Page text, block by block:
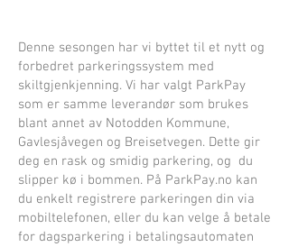
Denne sesongen har vi byttet til et nytt og
forbedret parkeringssystem med
skiltgjenkjenning. Vi har valgt ParkPay
som er samme leverandør som brukes
blant annet av Notodden Kommune,
Gavlesjåvegen og Breisetvegen. Dette gir
deg en rask og smidig parkering, og du
slipper kø i bommen. På ParkPay.no kan
du enkelt registrere parkeringen din via
mobiltelefonen, eller du kan velge å betale
for dagsparkering i betalingsautomaten